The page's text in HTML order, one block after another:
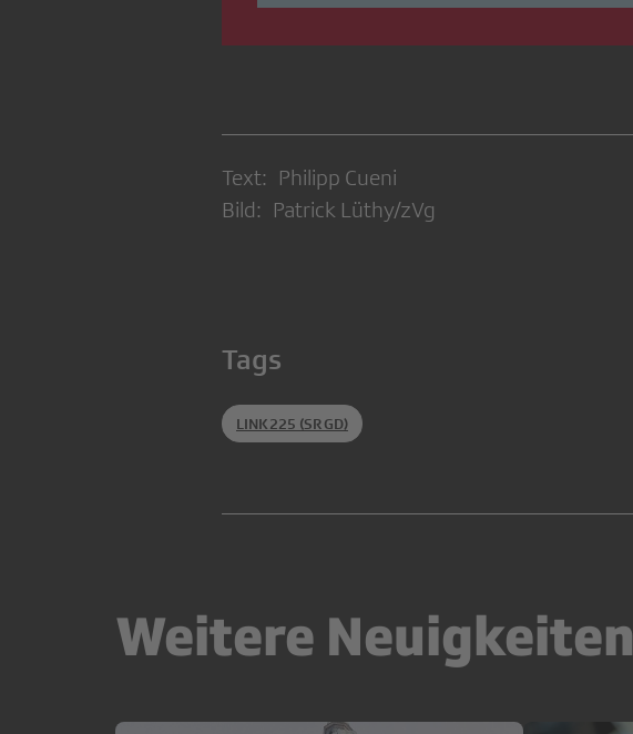
Text: Philipp Cueni
Bild: Patrick Lüthy/zVg
Tags
LINK225 (SRGD)
Weitere Neuigkeiten